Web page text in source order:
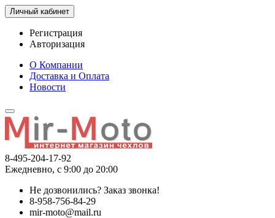
Личный кабинет
Регистрация
Авторизация
О Компании
Доставка и Оплата
Новости
8-495-204-17-92
Ежедневно, с 9:00 до 20:00
Не дозвонились? Заказ звонка!
8-958-756-84-29
mir-moto@mail.ru